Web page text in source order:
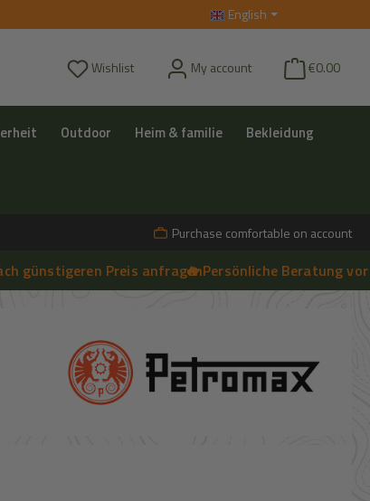
English
WishlistYou have 0 wishlist items
My account €0.00
Outdoor Heim & familie Bekleidung
Purchase comfortable on account
Preis anfragen
➔
🔥 Persönliche Beratung vor Ort,